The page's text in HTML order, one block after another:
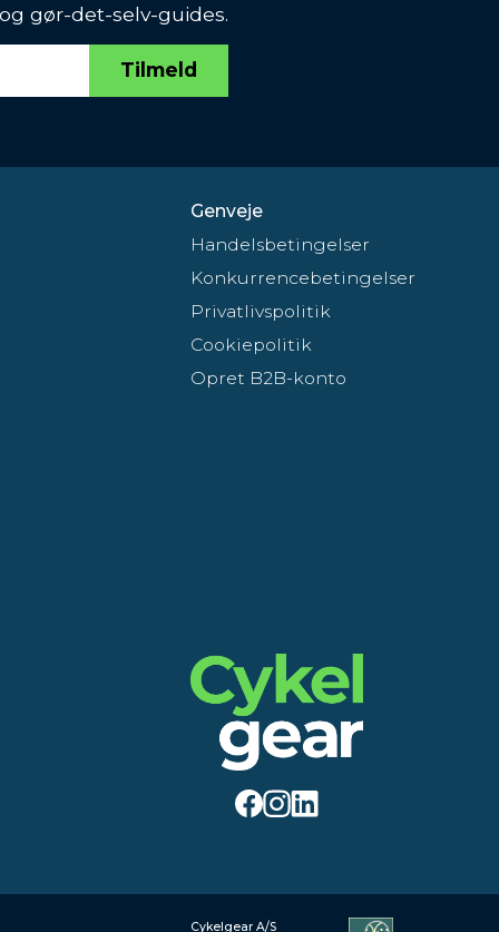
gør-det-selv-guides.
Tilmeld
Genveje
Handelsbetingelser
Konkurrencebetingelser
Privatlivspolitik
Cookiepolitik
Opret B2B-konto
Cykelgear A/S